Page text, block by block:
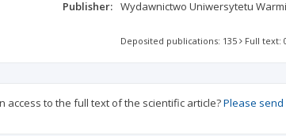
Publisher: Wydawnictwo Uniwersytetu
Deposited publications: 135 Full text:
access to the full text of the scientific article?Please